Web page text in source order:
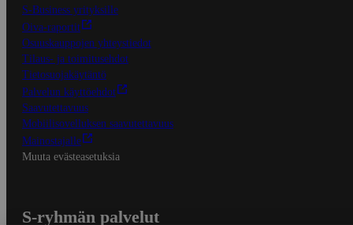
S-Business yrityksille
Oiva-raportit
Osuuskauppojen yhteystiedot
Tilaus- ja toimitusehdot
Tietosuojakäytäntö
Palvelun käyttöehdot
Saavutettavuus
Mobiilisovelluksen saavutettavuus
Mainostajalle
Muuta evästeasetuksia
S-ryhmän palvelut